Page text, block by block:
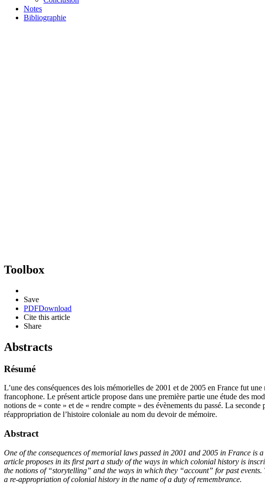
Notes
Bibliographie
Toolbox
Save
PDFDownload
Cite this article
Share
Abstracts
Résumé
L’une des conséquences des lois mémorielles de 2001 et de 2005 en France fut
francophone. Le présent article propose dans une première partie une étude des
notions de « conte » et de « rendre compte » des évènements du passé. La seconde
réappropriation de l’histoire coloniale au nom du devoir de mémoire.
Abstract
One of the consequences of memorial laws passed in 2001 and 2005 in France
article proposes in its first part a study of the ways in which colonial history is
the notions of “storytelling” and the ways in which they “account” for past events.
a re-appropriation of colonial history in the name of a duty of remembrance.